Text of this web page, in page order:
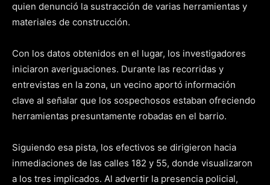
quien denunció la sustracción de varias herramientas y
materiales de construcción.
Con los datos obtenidos en el lugar, los investigadores
iniciaron averiguaciones. Durante las recorridas y
entrevistas en la zona, un vecino aportó información
clave al señalar que los sospechosos estaban ofreciendo
herramientas presuntamente robadas en el barrio.
Siguiendo esa pista, los efectivos se dirigieron hacia
inmediaciones de las calles 182 y 55, donde visualizaron
a los tres implicados. Al advertir la presencia policial,